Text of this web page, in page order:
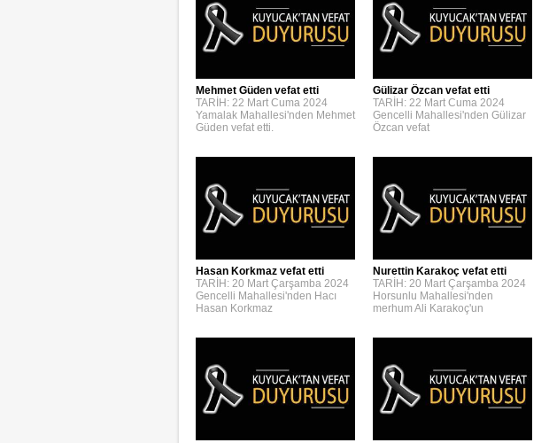
Mehmet Güden vefat etti
TARİH: 22 Mart Cuma 2024
Yamalak Mahallesi'nden Mehmet
Güden vefat etti.
Gülizar Özcan vefat etti
TARİH: 22 Mart Cuma 2024
Gencelli Mahallesi'nden Gülizar
Özcan vefat
Hasan Korkmaz vefat etti
TARİH: 20 Mart Çarşamba 2024
Gencelli Mahallesi'nden Hacı
Hasan Korkmaz
Nurettin Karakoç vefat etti
TARİH: 20 Mart Çarşamba 2024
Horsunlu Mahallesi'nden
merhum Ali Karakoç'un